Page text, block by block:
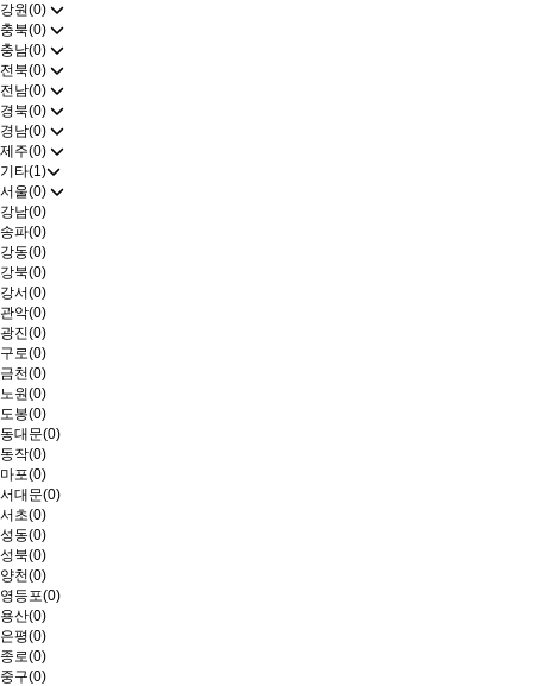
강원(0)
충북(0)
충남(0)
전북(0)
전남(0)
경북(0)
경남(0)
제주(0)
기타(1)
서울(0)
강남(0)
송파(0)
강동(0)
강북(0)
강서(0)
관악(0)
광진(0)
구로(0)
금천(0)
노원(0)
도봉(0)
동대문(0)
동작(0)
마포(0)
서대문(0)
서초(0)
성동(0)
성북(0)
양천(0)
영등포(0)
용산(0)
은평(0)
종로(0)
중구(0)